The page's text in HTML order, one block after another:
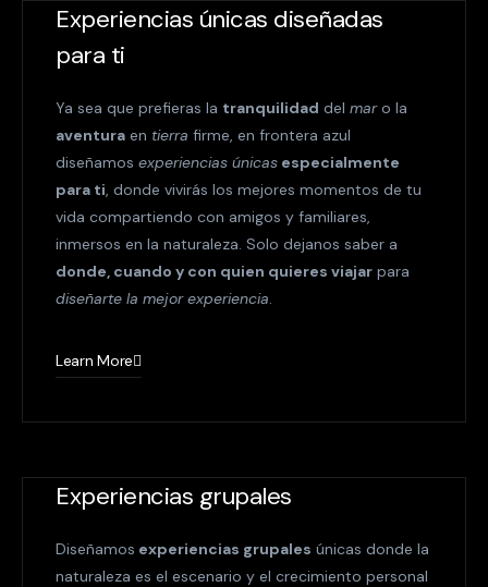
Experiencias únicas diseñadas
para ti
Ya sea que prefieras la tranquilidad del maro la
aventura en tierra firme, en frontera azul
diseñamos experiencias únicas especialmente
para ti, donde vivirás los mejores momentos de tu
vida compartiendo con amigos y familiares,
inmersos en la naturaleza. Solo dejanos saber a
donde, cuando y con quien quieres viajar para
diseñarte la mejor experiencia.
Learn More
Experiencias grupales
Diseñamos experiencias grupales únicas donde la
naturaleza es el escenario y el crecimiento personal